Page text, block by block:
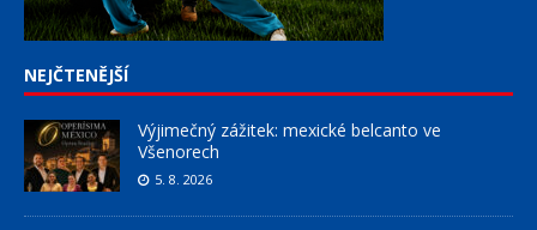
NEJČTENĚJŠÍ
Výjimečný zážitek: mexické belcanto ve
Všenorech
5. 8. 2026